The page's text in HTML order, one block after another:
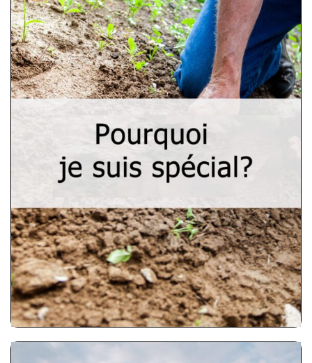
Pourquoi je suis
spécial?
“Pourquoi je suis spécial ?” est un
outil qui vise à analyser et à identifier
les points de vente uniques (USP) de
votre entreprise ainsi qu’à vous
fournir des supports de
communication connexes qui vous
aideront à développer une marque,
une identité et une position sur le
marché.
Explorer l’outil